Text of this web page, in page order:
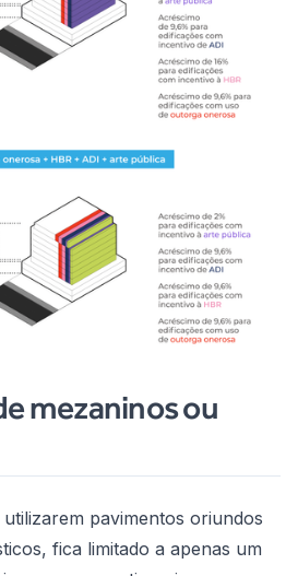
mezaninos ou
pavimentos oriundos
fica limitado a apenas um